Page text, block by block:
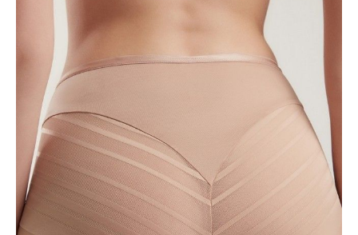
ZDJĘCIA
Rozmiary:
Tabela rozmiarów
98/M
102/L
106/XL
110/XXL
114/3XL
Ilość:
-
+